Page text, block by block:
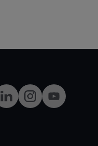
LinkedInInstagramYouTube